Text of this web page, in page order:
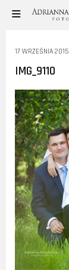
17 WRZEŚNIA 2015
IMG_9110